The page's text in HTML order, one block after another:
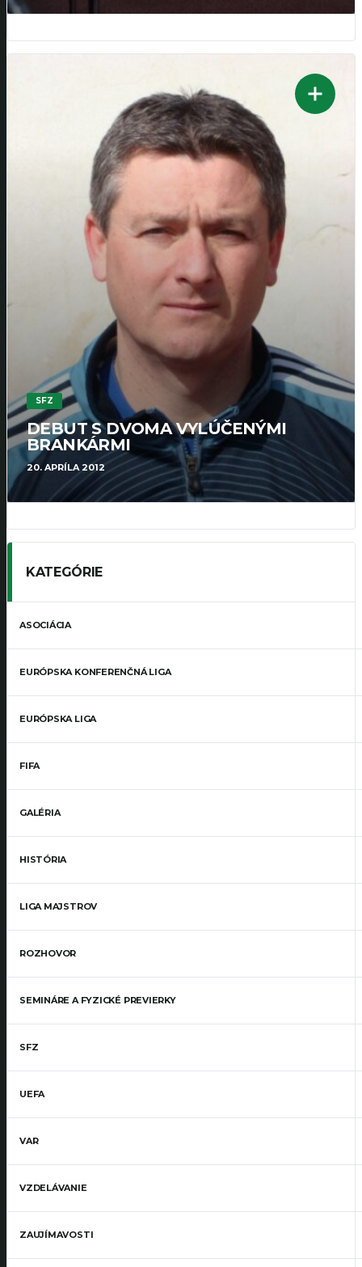
SFZ
DEBUT S DVOMA VYLÚČENÝMI
BRANKÁRMI
20. APRÍLA 2012
KATEGÓRIE
ASOCIÁCIA
EURÓPSKA KONFERENČNÁ LIGA
EURÓPSKA LIGA
FIFA
GALÉRIA
HISTÓRIA
LIGA MAJSTROV
ROZHOVOR
SEMINÁRE A FYZICKÉ PREVIERKY
SFZ
UEFA
VAR
VZDELÁVANIE
ZAUJÍMAVOSTI